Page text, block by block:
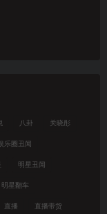
八卦 关晓彤
乐圈丑闻
明星丑闻
明星翻车
直播 直播带货